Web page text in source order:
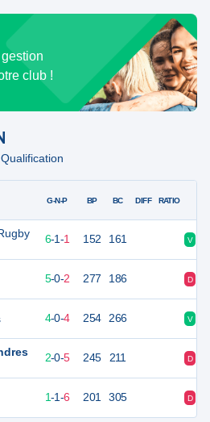
club !
G-N-P BP BC DIFF RATIO
8 6-1-1 152 161 V
5-0-2 277 186 D
4-0-4 254 266 V
8 2-0-5 245 211 D
1-1-6 201 305 D